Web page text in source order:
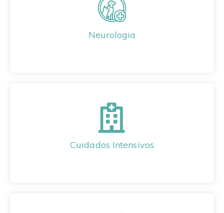
Neurologia
Cuidados Intensivos